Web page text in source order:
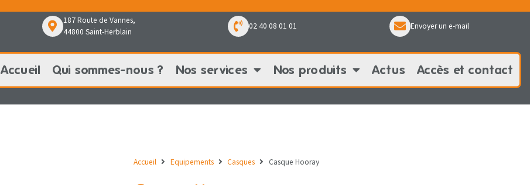
187 Route de Vannes,
44800 Saint-Herblain
02 40 08 01 01 Envoyer un e-mail
Accueil Qui sommes-nous ? Nos services Nos produits Actus Accès et contact
Qui sommes-nous ?
Accueil Equipements Casques Casque Hooray